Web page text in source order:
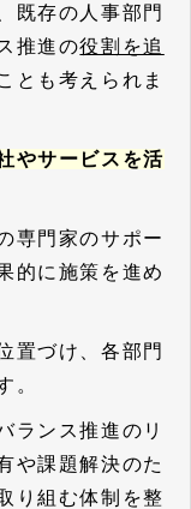
既存の人事部門
推進の役割を追
とも考えられま
やサービスを活
専門家のサポー
的に施策を進め
置づけ、各部門
。
ランス推進のリ
や課題解決のた
り組む体制を整